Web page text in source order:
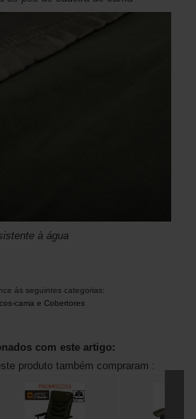
à água
às seguintes categorias:
cama e Cobertores
com este artigo:
produto também compraram :